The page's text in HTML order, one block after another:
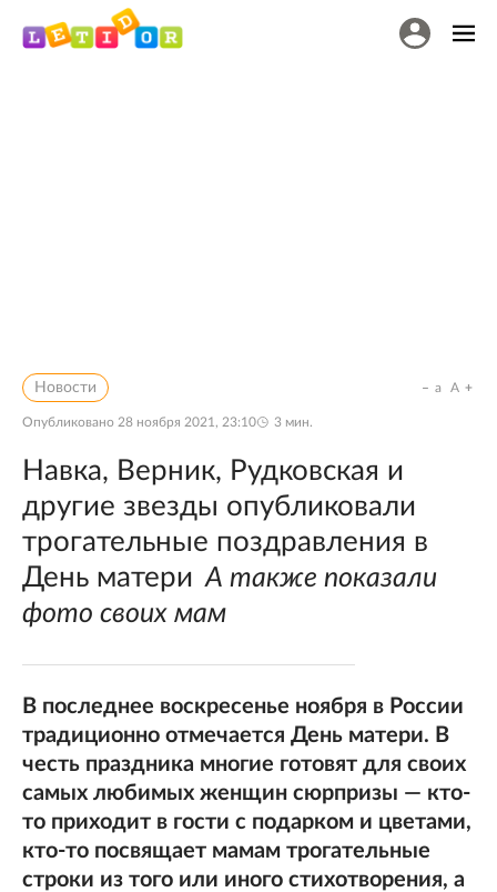
Новости
Опубликовано 28 ноября 2021, 23:10 3 мин.
a A
Навка, Верник, Рудковская и
другие звезды опубликовали
трогательные поздравления в
День матери А также показали
фото своих мам
В последнее воскресенье ноября в России
традиционно отмечается День матери. В
честь праздника многие готовят для своих
самых любимых женщин сюрпризы — кто-
то приходит в гости с подарком и цветами,
кто-то посвящает мамам трогательные
строки из того или иного стихотворения, а